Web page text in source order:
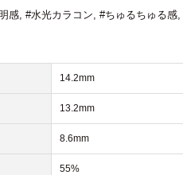
感, #水光カラコン, #ちゅるちゅる感,
14.2mm
13.2mm
8.6mm
55%